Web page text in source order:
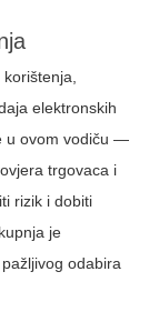
elektronskih
u ovom vodiču —
trgovaca i
rizik i dobiti
je
odabira